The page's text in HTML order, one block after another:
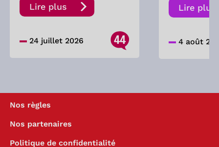
Lire plus
24 juillet 2026 44
Lire plus
4 août
Nos règles
Nos partenaires
Politique de confidentialité